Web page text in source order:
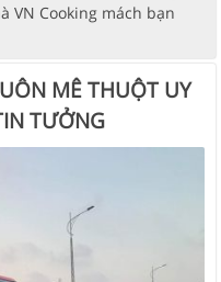
VN Cooking mách bạn
MÊ THUỘT UY
TƯỞNG